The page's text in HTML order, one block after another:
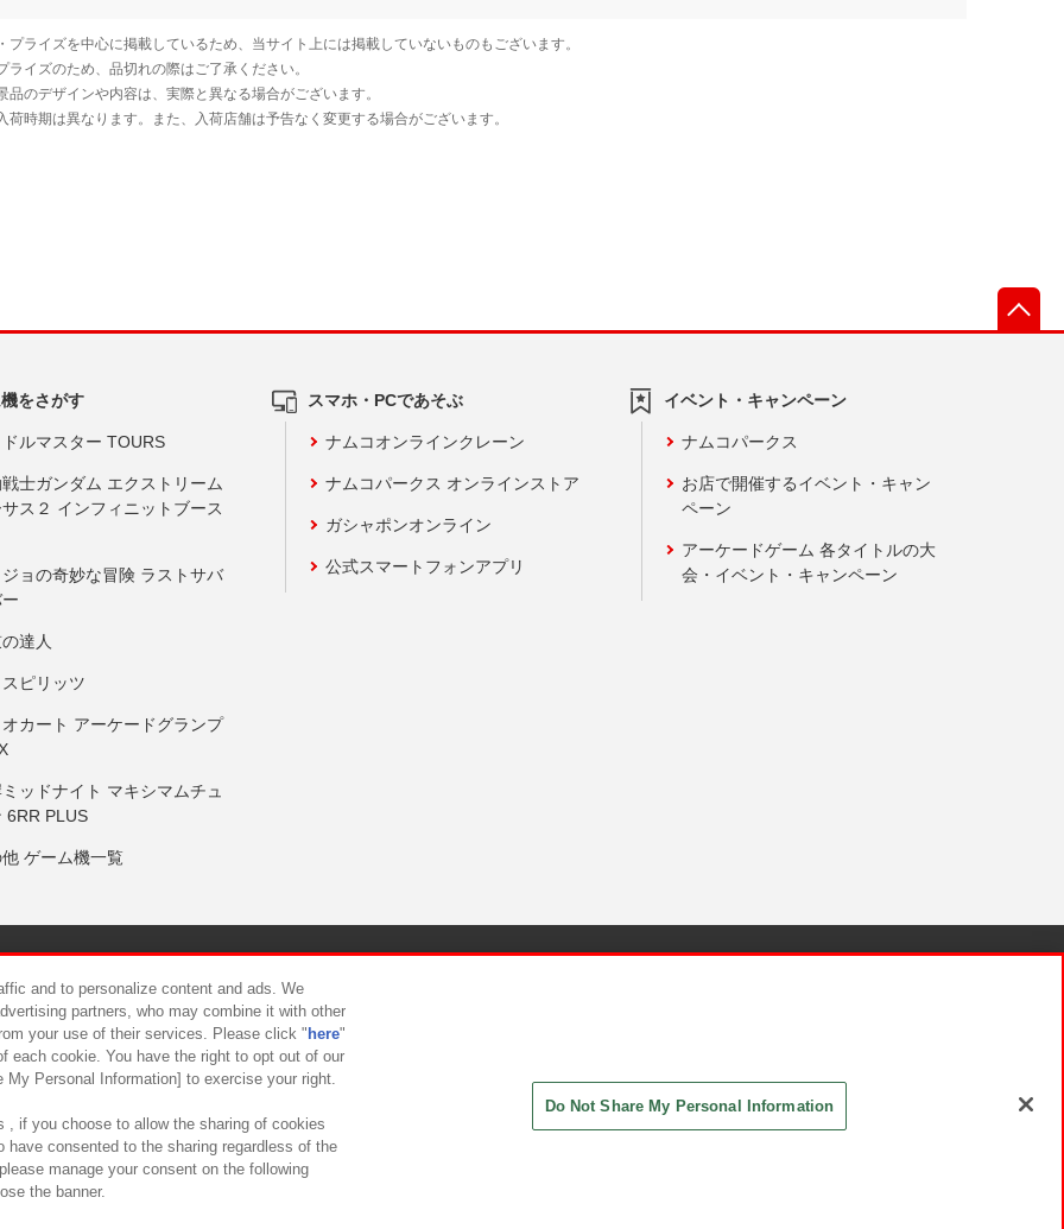
をさがす
ルマスター TOURS
士ガンダム エクストリーム
ス２ インフィニットブース
ョの奇妙な冒険 ラストサバ
達人
ピリッツ
カート アーケードグランプ
ッドナイト マキシマムチュ
6RR PLUS
ゲーム機一覧
スマホ・PCであそぶ
ナムコオンラインクレーン
ナムコパークス オンラインストア
ガシャポンオンライン
公式スマートフォンアプリ
イベント・キャンペーン
ナムコパークス
お店で開催するイベント・キャン
ペーン
アーケードゲーム 各タイトルの大
会・イベント・キャンペーン
について カスタマーハラスメント対応方針
and to personalize content and ads. We
partners, who may combine it with other
your use of their services. Please click " here"
each cookie. You have the right to opt out of our
Personal Information] to exercise your right.
, if you choose to allow the sharing of cookies
have consented to the sharing regardless of the
manage your consent on the following
the banner.
Do Not Share My Personal Information